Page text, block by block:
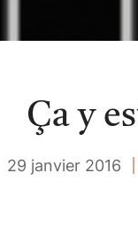
Ça y
29 janvier 2016